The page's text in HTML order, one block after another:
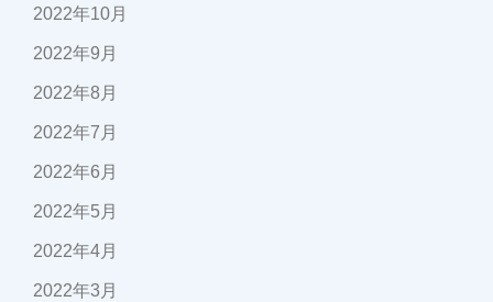
2022年10月
2022年9月
2022年8月
2022年7月
2022年6月
2022年5月
2022年4月
2022年3月